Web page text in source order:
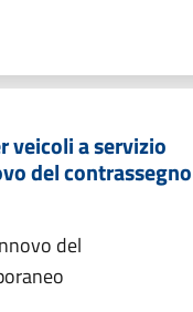
veicoli a servizio
del contrassegno
del